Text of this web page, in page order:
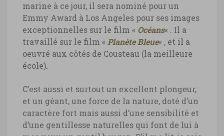
marine à ce jour, il sera nominé pour un
Emmy Award à Los Angeles pour ses images
exceptionnelles sur le film « Océans« . Il a
travaillé sur le film « Planète Bleue« , et il a
oeuvré aux côtés de Cousteau (la meilleure
école).
C’est aussi et surtout un excellent plongeur,
et un géant, une force de la nature, doté d’un
caractère fort mais aussi d’une sensibilité et
d’une gentillesse naturelles qui font de lui à